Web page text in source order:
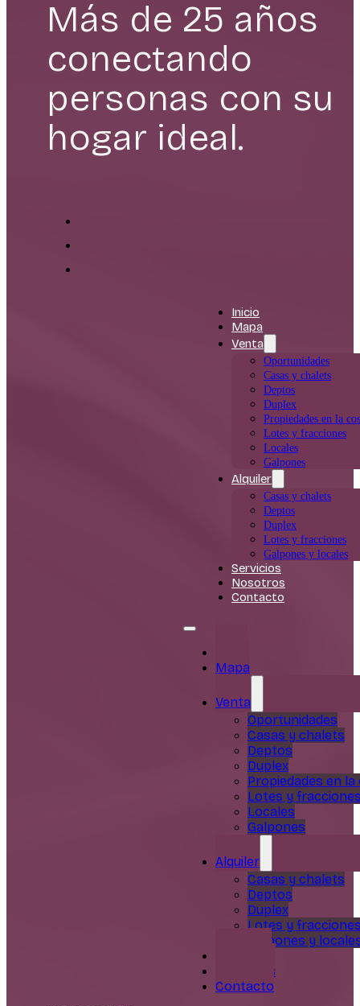
Más de 25 años
conectando
personas con su
hogar ideal.
Inicio
Mapa
Venta
Oportunidades
Casas y chalets
Deptos
Duplex
Propiedades en la
Lotes y fracciones
Locales
Galpones
Alquiler
Casas y chalets
Deptos
Duplex
Lotes y fracciones
Galpones y locales
Servicios
Nosotros
Contacto
Mapa
Venta
Oportunidades
Casas y chalets
Deptos
Duplex
Propiedades en
Lotes y
Locales
Galpones
Alquiler
Casas y chalets
Deptos
Duplex
Lotes y
Galpones y
Nosotros
Contacto